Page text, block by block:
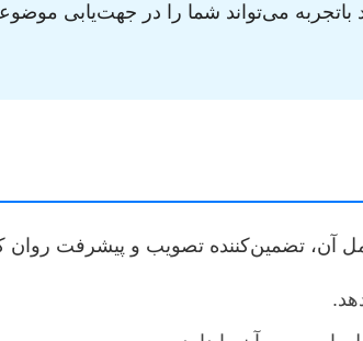
می‌تواند شما را در جهت‌یابی
آن، تضمین‌کننده تصویب و پیشرفت روان